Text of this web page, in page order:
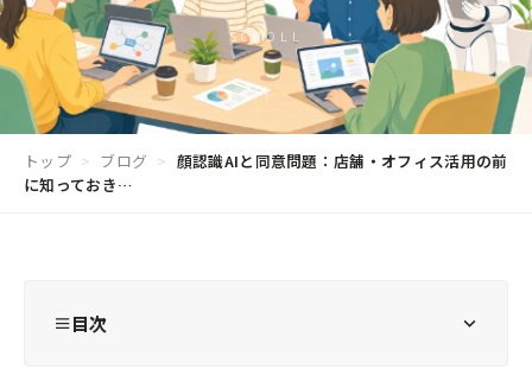
SCROLL
トップ > ブログ > 顔認識AIと同意問題：店舗・オフィス活用の前
に知っておき…
目次